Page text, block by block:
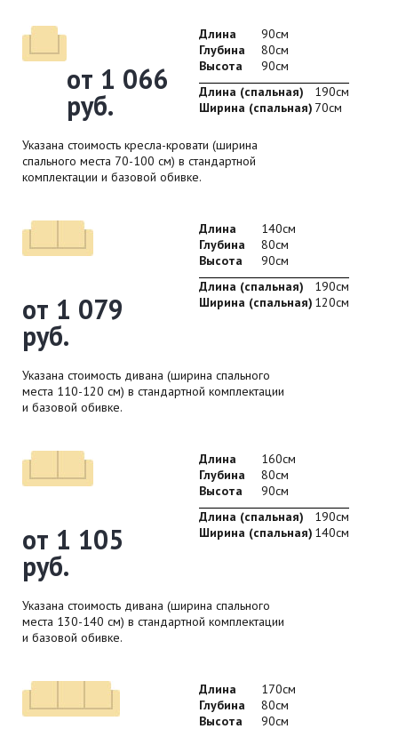
от 1 066
руб.
Длина
90см
Глубина
80см
Высота
90см
Длина (спальная)
190см
Ширина (спальная) 70см
Указана стоимость кресла-кровати (ширина
спального места 70-100 см) в стандартной
комплектации и базовой обивке.
от 1 079
руб.
Длина
140см
Глубина
80см
Высота
90см
Длина (спальная)
190см
Ширина (спальная) 120см
Указана стоимость дивана (ширина спального
места 110-120 см) в стандартной комплектации
и базовой обивке.
от 1 105
руб.
Длина
160см
Глубина
80см
Высота
90см
Длина (спальная)
190см
Ширина (спальная) 140см
Указана стоимость дивана (ширина спального
места 130-140 см) в стандартной комплектации
и базовой обивке.
Длина
170см
Глубина
80см
Высота
90см